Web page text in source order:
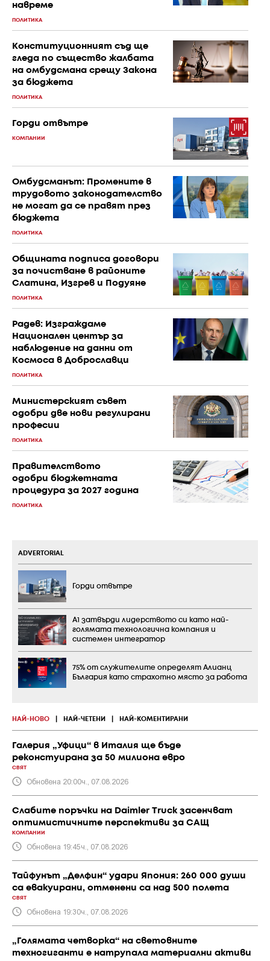
навреме
ПОЛИТИКА
Конституционният съд ще
гледа по същество жалбата
на омбудсмана срещу Закона
за бюджета
ПОЛИТИКА
Горди отвътре
КОМПАНИИ
Омбудсманът: Промените в
трудовото законодателство
не могат да се правят през
бюджета
ПОЛИТИКА
Общината подписа договори
за почистване в районите
Слатина, Изгрев и Подуяне
ПОЛИТИКА
Радев: Изграждаме
Национален център за
наблюдение на данни от
Космоса в Доброславци
ПОЛИТИКА
Министерският съвет
одобри две нови регулирани
професии
ПОЛИТИКА
Правителството
одобри бюджетната
процедура за 2027 година
ПОЛИТИКА
НАЙ-НОВО НАЙ-ЧЕТЕНИ НАЙ-КОМЕНТИРАНИ
Галерия „Уфици“ в Италия ще бъде
реконстуирана за 50 милиона евро
СВЯТ
Обновена 20:00ч., 07.08.2026
Слабите поръчки на Daimler Truck засенчват
оптимистичните перспективи за САЩ
КОМПАНИИ
Обновена 19:45ч., 07.08.2026
Тайфунът „Делфин“ удари Япония: 260 000 души
са евакуирани, отменени са над 500 полета
СВЯТ
Обновена 19:30ч., 07.08.2026
„Голямата четворка“ на световните
техногиганти е натрупала материални активи
ADVERTORIAL
Горди отвътре
А1 затвърди лидерството си като най-
голямата технологична компания и
системен интегратор
75% от служителите определят Алианц
България като страхотно място за работа